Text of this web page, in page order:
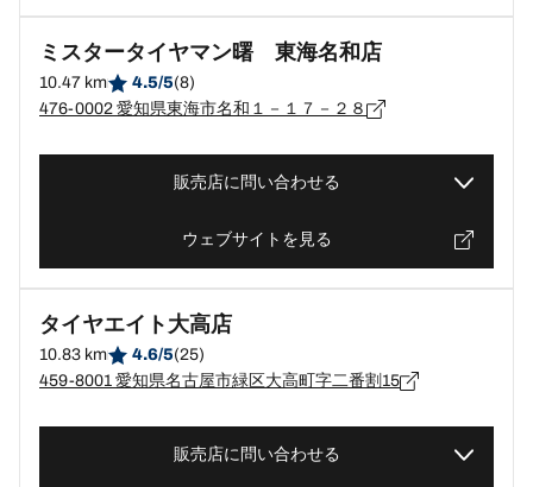
ミスタータイヤマン曙 東海名和店
10.47 km 4.5/5(8)
476-0002 愛知県東海市名和１－１７－２８
販売店に問い合わせる
ウェブサイトを見る
タイヤエイト大高店
10.83 km 4.6/5(25)
459-8001 愛知県名古屋市緑区大高町字二番割15
販売店に問い合わせる